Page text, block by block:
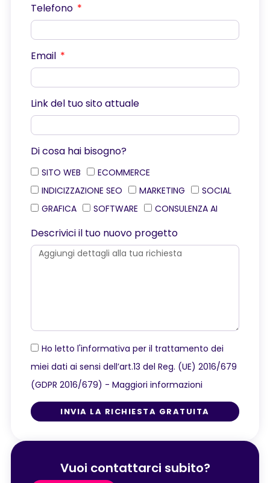
Telefono
Email
Link del tuo sito attuale
Di cosa hai bisogno?
SITO WEB
ECOMMERCE
INDICIZZAZIONE SEO
MARKETING
SOCIAL
GRAFICA
SOFTWARE CONSULENZA AI
Descrivici il tuo nuovo progetto
Ho letto l'informativa per il trattamento dei
miei dati ai sensi dell’art.13 del Reg. (UE) 2016/679
(GDPR 2016/679) - Maggiori informazioni
INVIA LA RICHIESTA GRATUITA
Vuoi contattarci subito?